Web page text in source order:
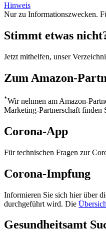
Hinweis
Nur zu Informationszwecken.
Stimmt etwas
Jetzt mithelfen, unser
Zum Amazon-
*Wir nehmen am Amazon-
Marketing-Partnerschaft finden
Corona-App
Für technischen Fragen zur
Corona-Impfung
Informieren Sie sich hier über
durchgeführt wird. Die
Gesundheitsamt